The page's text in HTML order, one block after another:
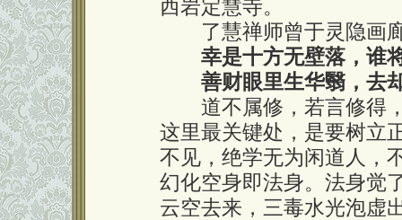
西岩定慧寺。
了慧禅师曾于灵隐画
幸是十方无壁落，谁
善财眼里生华翳，去
道不属修，若言修得，
这里最关键处，是要树立
不见，绝学无为闲道人，
幻化空身即法身。法身觉
云空去来，三毒水光泡虚